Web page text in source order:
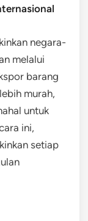
negara-
melalui
barang
murah,
untuk
ini,
setiap